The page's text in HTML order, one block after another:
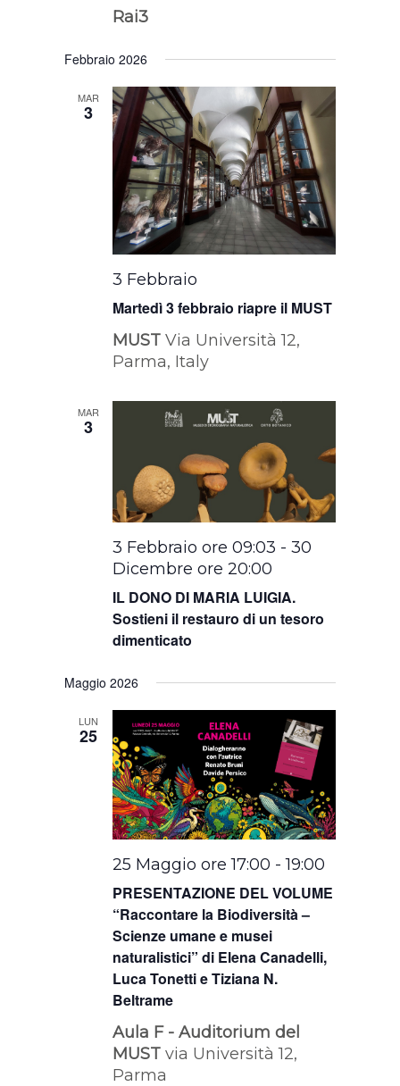
Rai3
Febbraio 2026
MAR
3
Martedì 3 febbraio riapre il MUST
3 Febbraio
MUSTVia Università 12,
Parma, Italy
MAR
3
IL DONO DI MARIA LUIGIA.
Sostieni il restauro di un tesoro
dimenticato
3 Febbraio ore 09:03 -30
Dicembre ore 20:00
Maggio 2026
LUN
25
PRESENTAZIONE DEL VOLUME
“Raccontare la Biodiversità –
Scienze umane e musei
naturalistici” di Elena Canadelli,
Luca Tonetti e Tiziana N.
Beltrame
25 Maggio ore 17:00 -19:00
Aula F - Auditorium del
MUSTvia Università 12,
Parma